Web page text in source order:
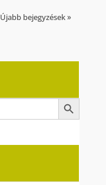
Újabb bejegyzések »
Search Button